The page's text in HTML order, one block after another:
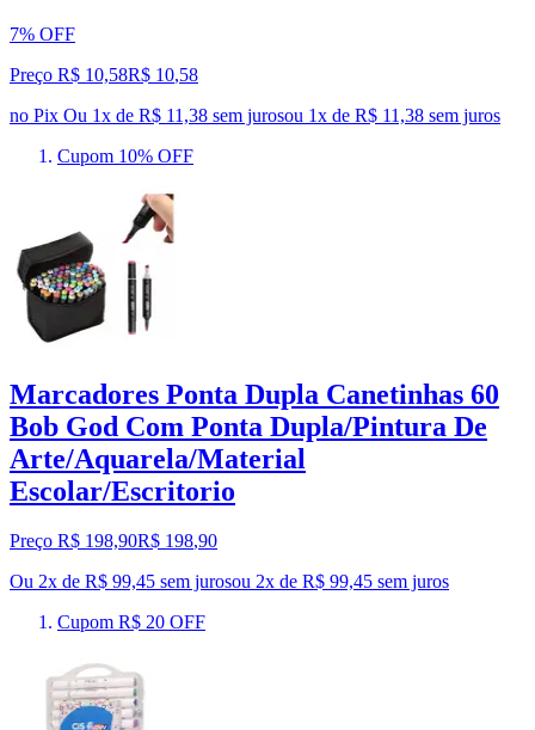
7% OFF
Preço R$ 10,58R$ 10,58
no Pix Ou 1x de R$ 11,38 sem jurosou 1x de R$ 11,38 sem juros
Cupom 10% OFF
Marcadores Ponta Dupla Canetinhas 60
Bob God Com Ponta Dupla/Pintura De
Arte/Aquarela/Material
Escolar/Escritorio
Preço R$ 198,90R$ 198,90
Ou 2x de R$ 99,45 sem jurosou 2x de R$ 99,45 sem juros
Cupom R$ 20 OFF